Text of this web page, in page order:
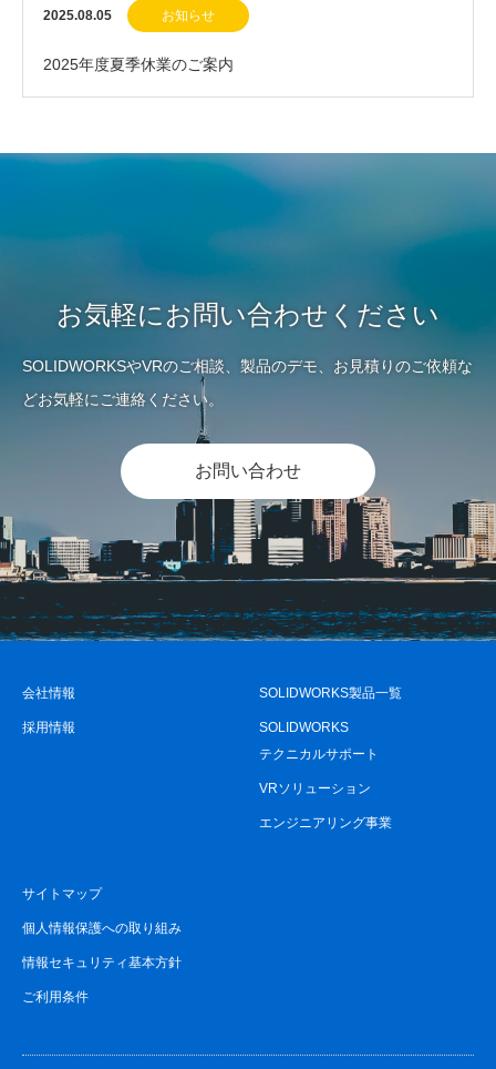
～17日(金)
2025.08.05 お知らせ
2025年度夏季休業のご案内
お気軽にお問い合わせください
SOLIDWORKSやVRのご相談、製品のデモ、お見積りのご依頼な
どお気軽にご連絡ください。
お問い合わせ
会社情報
採用情報
SOLIDWORKS製品一覧
SOLIDWORKS
テクニカルサポート
VRソリューション
エンジニアリング事業
サイトマップ
個人情報保護への取り組み
情報セキュリティ基本方針
ご利用条件